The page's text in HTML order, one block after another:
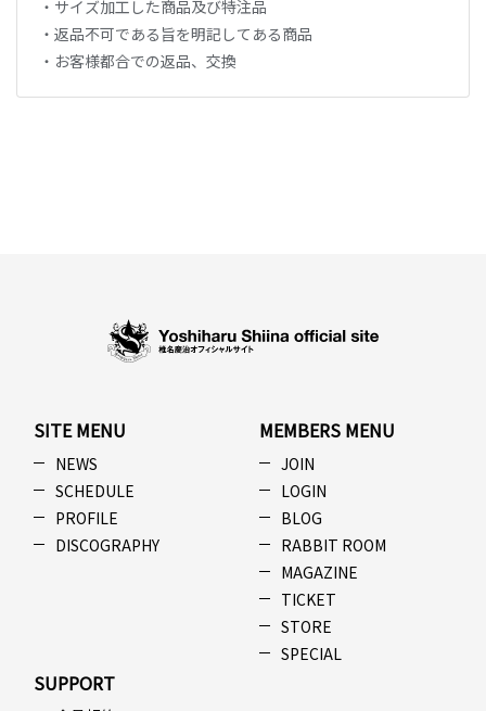
・サイズ加工した商品及び特注品
・返品不可である旨を明記してある商品
・お客様都合での返品、交換
SITE MENU
NEWS
SCHEDULE
PROFILE
DISCOGRAPHY
MEMBERS MENU
JOIN
LOGIN
BLOG
RABBIT ROOM
MAGAZINE
TICKET
STORE
SPECIAL
SUPPORT